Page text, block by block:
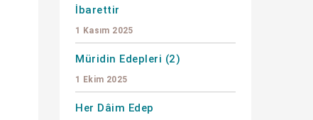
İbarettir
1 Kasım 2025
Müridin Edepleri (2)
1 Ekim 2025
Her Dâim Edep